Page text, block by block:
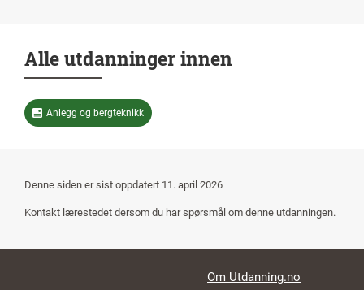
Alle utdanninger innen
Anlegg og bergteknikk
Denne siden er sist oppdatert 11. april 2026
Kontakt lærestedet dersom du har spørsmål om denne utdanningen.
Footer links
Om Utdanning.no